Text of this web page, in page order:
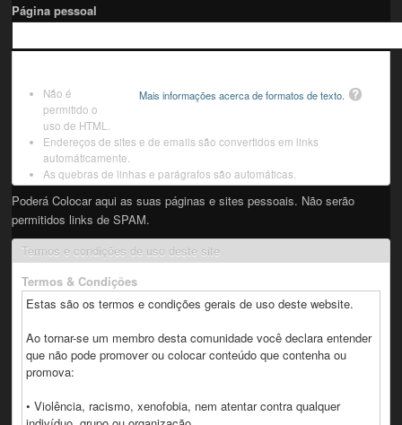
Página pessoal
Mais informações acerca de formatos de texto.
Não é
permitido o
uso de HTML.
Endereços de sites e de emails são convertidos em links
automáticamente.
As quebras de linhas e parágrafos são automáticas.
Poderá Colocar aqui as suas páginas e sites pessoais. Não serão
permitidos links de SPAM.
Termos e condições de uso deste site
Termos & Condições